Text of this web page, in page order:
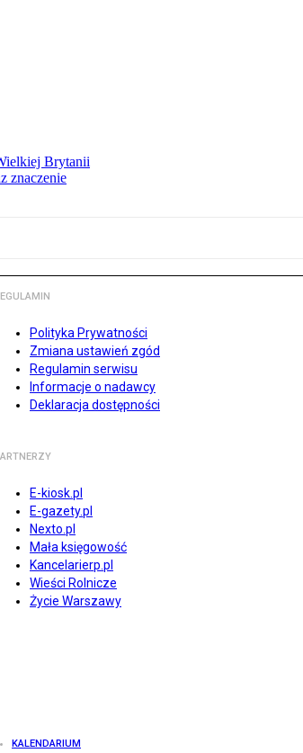
Brytanii
znaczenie
Polityka Prywatności
Zmiana ustawień zgód
Regulamin serwisu
Informacje o nadawcy
Deklaracja dostępności
E-kiosk.pl
E-gazety.pl
Nexto.pl
Mała księgowość
Kancelarierp.pl
Wieści Rolnicze
Życie Warszawy
KALENDARIUM